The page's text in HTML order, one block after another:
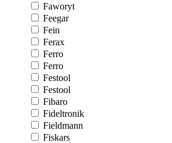
Faworyt
Feegar
Fein
Ferax
Ferro
Ferro
Festool
Festool
Fibaro
Fideltronik
Fieldmann
Fiskars